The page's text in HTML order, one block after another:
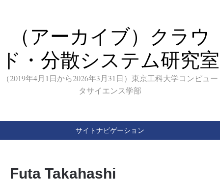
（アーカイブ）クラウ
ド・分散システム研究室
（2019年4月1日から2026年3月31日）東京工科大学コンピュー
タサイエンス学部
サイトナビゲーション
Futa Takahashi